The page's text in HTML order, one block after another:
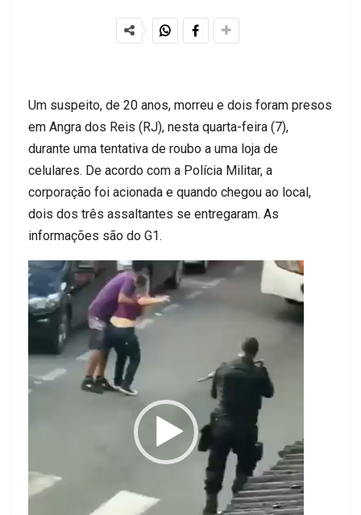
Um suspeito, de 20 anos, morreu e dois foram presos
em Angra dos Reis (RJ), nesta quarta-feira (7),
durante uma tentativa de roubo a uma loja de
celulares. De acordo com a Polícia Militar, a
corporação foi acionada e quando chegou ao local,
dois dos três assaltantes se entregaram. As
informações são do G1.
Tocador
de
vídeo